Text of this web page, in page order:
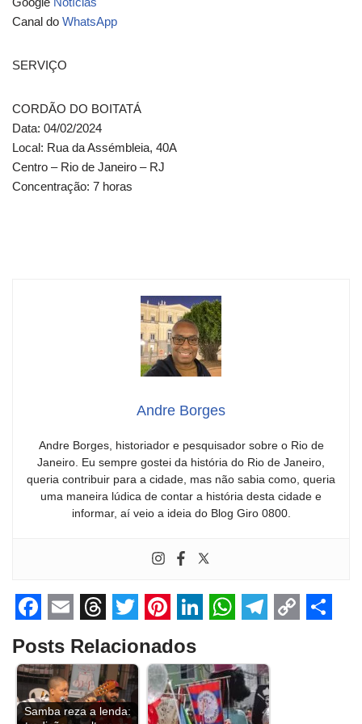
Canal do WhatsApp
SERVIÇO
CORDÃO DO BOITATÁ
Data: 04/02/2024
Local: Rua da Assémbleia, 40A
Centro – Rio de Janeiro – RJ
Concentração: 7 horas
Andre Borges
Andre Borges, historiador e pesquisador sobre o Rio de
Janeiro. Eu sempre gostei da história do Rio de Janeiro,
queria contribuir para a cidade, mas não sabia como, queria
uma maneira lúdica de contar a história desta cidade e
informar, aí veio a ideia do Blog Giro 0800.
F
a
c
e
E
m
a
i
T
h
r
e
T
w
i
t
i
n
t
i
n
k
h
a
t
e
l
e
Posts Relacionados
Samba reza a lenda: